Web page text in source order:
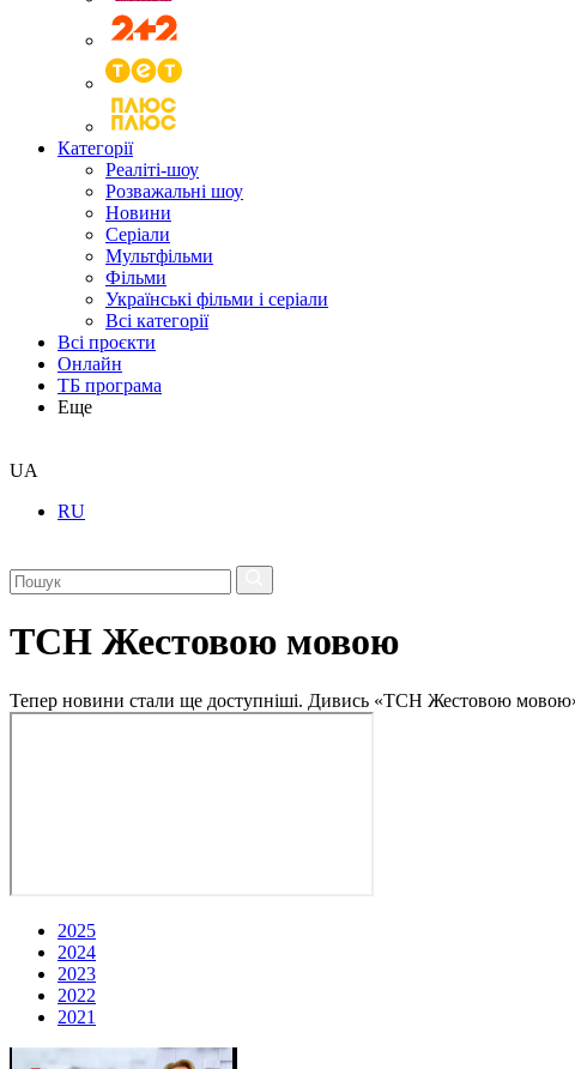
Категорії
Реаліті-шоу
Розважальні шоу
Новини
Серіали
Мультфільми
Фільми
Українські фільми і серіали
Всі категорії
Всі проєкти
Онлайн
ТБ програма
Еще
UA
RU
ТСН Жестовою мовою
Тепер новини стали ще доступніші. Дивись «ТСН Жестовою
2025
2024
2023
2022
2021